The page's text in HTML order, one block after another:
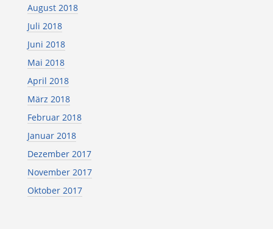
August 2018
Juli 2018
Juni 2018
Mai 2018
April 2018
März 2018
Februar 2018
Januar 2018
Dezember 2017
November 2017
Oktober 2017